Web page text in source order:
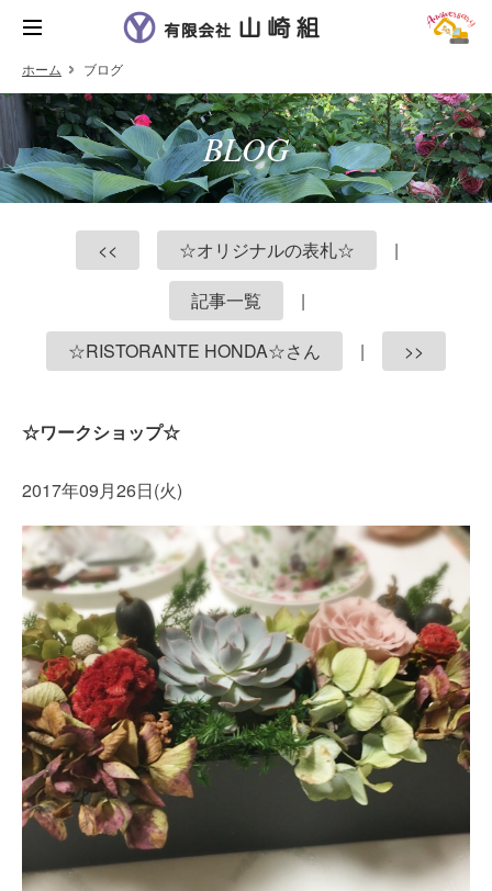
ホーム ブログ
BLOG
<< ☆オリジナルの表札☆
|
記事一覧
|
☆RISTORANTE HONDA☆さん
| >>
☆ワークショップ☆
2017年09月26日(火)